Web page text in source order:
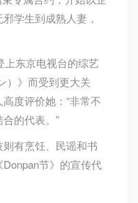
学生到成熟人妻，
上东京电视台的综艺
）》而受到更大关
度评价她：“非常不
的代表。”
有烹饪、民谣和书
节》的宣传代